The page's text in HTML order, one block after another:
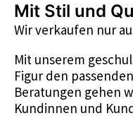
Mit Stil und
Wir verkaufen nur
Mit unserem
Figur den
Beratungen gehen
Kundinnen und